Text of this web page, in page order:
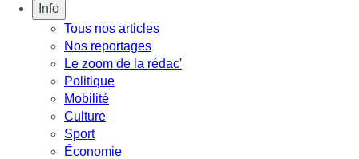
Info
Tous nos articles
Nos reportages
Le zoom de la rédac'
Politique
Mobilité
Culture
Sport
Économie